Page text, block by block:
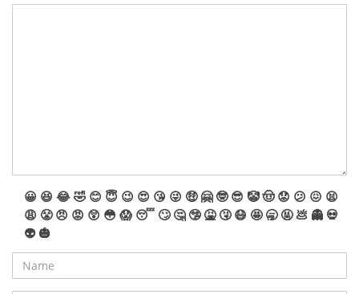
😀 😆 😂🤣 😊 😇 😉 😍 😘 😜 🤑 🤗 🤓 😎 🤡🤠 😟 😕 😖 😫
😩 😤 😠 😡 😲 😳 😱 😴 🙄 🤔 🤥 🤮 🤧 😷 🤩 🥱 🤬 💩 👻 💀
👽 🎃